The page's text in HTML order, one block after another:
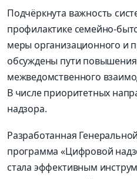
Подчёркнута важность
профилактике семейно-
меры организационного и
обсуждены пути
межведомственного
В числе приоритетных
надзора.
Разработанная
программа «Цифровой
стала эффективным